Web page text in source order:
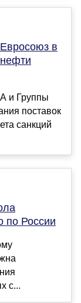
в
и Группы
поставок
санкций
по России
с...